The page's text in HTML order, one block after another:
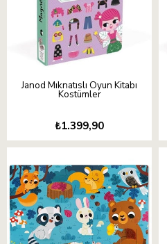
Janod Mıknatıslı Oyun Kitabı
Kostümler
₺1.399,90